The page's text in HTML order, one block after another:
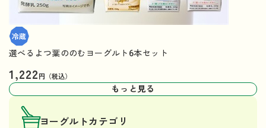
選べるよつ葉ののむヨーグルト6本セット
1,222円（税込）
もっと見る
ヨーグルトカテゴリ